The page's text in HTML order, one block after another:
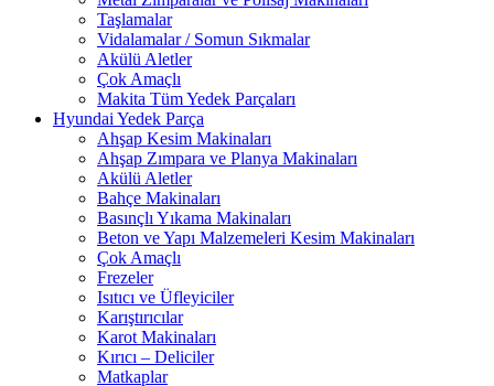
Taşlamalar
Vidalamalar / Somun Sıkmalar
Akülü Aletler
Çok Amaçlı
Makita Tüm Yedek Parçaları
Hyundai Yedek Parça
Ahşap Kesim Makinaları
Ahşap Zımpara ve Planya Makinaları
Akülü Aletler
Bahçe Makinaları
Basınçlı Yıkama Makinaları
Beton ve Yapı Malzemeleri Kesim Makinaları
Çok Amaçlı
Frezeler
Isıtıcı ve Üfleyiciler
Karıştırıcılar
Karot Makinaları
Kırıcı – Deliciler
Matkaplar